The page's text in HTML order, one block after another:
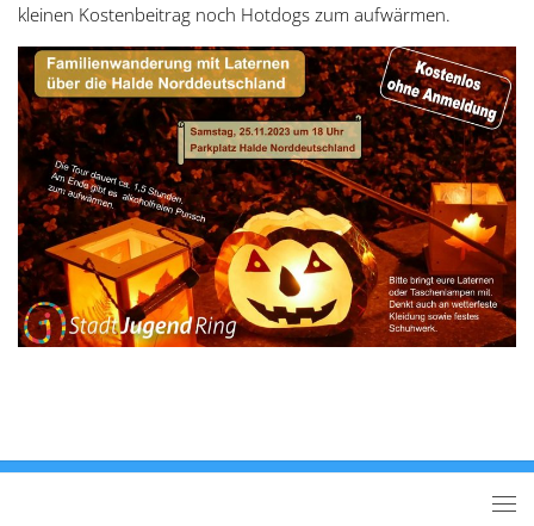
kleinen Kostenbeitrag noch Hotdogs zum aufwärmen.